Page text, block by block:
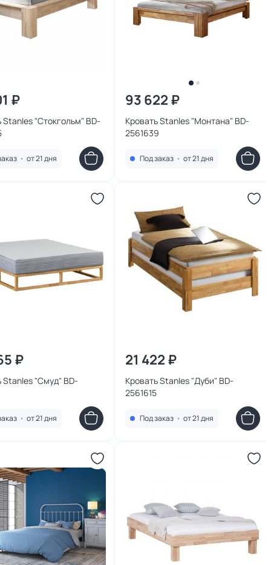
₽
Stanles "Стокгольм" BD-
• от 21 дня
93 622 ₽
Кровать Stanles "Монтана" BD-
2561639
Под заказ • от 21 дня
₽
Stanles "Смуд" BD-
• от 21 дня
21 422 ₽
Кровать Stanles "Дуби" BD-
2561615
Под заказ • от 21 дня